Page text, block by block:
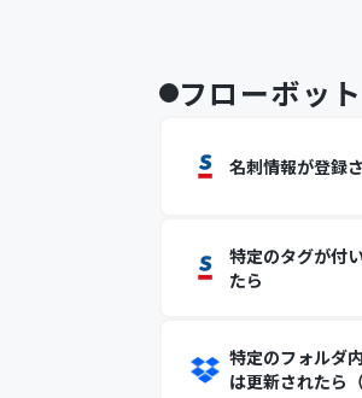
フローボッ
名刺情報が登録
特定のタグが付
たら
特定のフォルダ
は更新されたら